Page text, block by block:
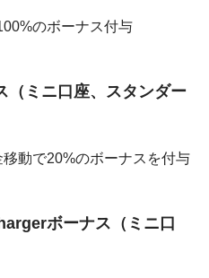
のボーナス付与
（ミニ口座、スタンダー
動で20%のボーナスを付与
ボーナス（ミニ口